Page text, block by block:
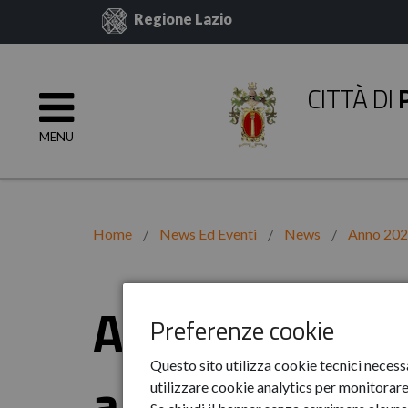
Preferenze cookie
Questo sito utilizza cookie tecnici
utilizzare cookie analytics per
Regione Lazio
MENU
CITTÀ DI
Home News Ed Eventi News Anno
AVVISO: